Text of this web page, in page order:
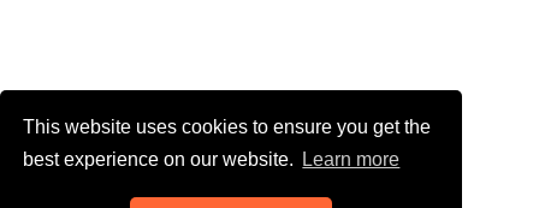
This website uses cookies to ensure you get the
best experience on our website.
Learn more